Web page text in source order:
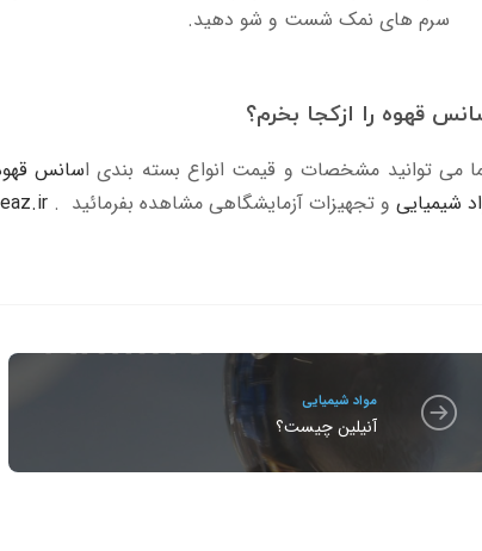
سرم های نمک شست و شو دهید.
قهوه را ازکجا بخرم؟
می توانید مشخصات و قیمت انواع بسته بندی اسانس
شیمیاییو تجهیزات آزمایشگاهی مشاهده بفرمائید .
مواد شیمیایی
آنیلین چیست؟